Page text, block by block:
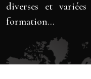
diverses et
formation…